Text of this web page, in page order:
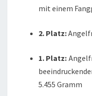
mit einem
2. Platz:
1. Platz:
5.455 Gramm